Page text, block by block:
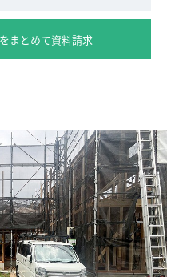
り物件一覧
まとめて資料請求